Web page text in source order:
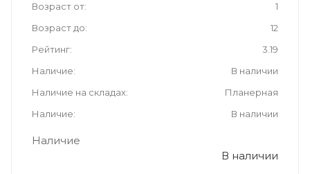
Возраст от
1
Возраст до
12
Рейтинг
3.19
Наличие
В наличии
Наличие на складах
Планерная
Наличие
В наличии
Наличие
В наличии